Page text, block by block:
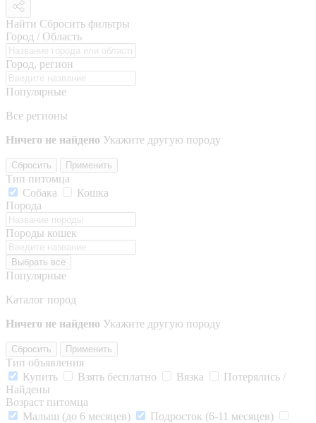
Найти Сбросить фильтры
Город / Область
Город, регион
Популярные
Все регионы
Ничего не найдено Укажите другую породу
Сбросить Применить
Тип питомца
Собака
Кошка
Порода
Породы кошек
Выбрать все
Популярные
Каталог пород
Ничего не найдено Укажите другую породу
Сбросить Применить
Тип объявления
Купить
Взять бесплатно Вязка
Потерялись /
Найдены
Возраст питомца
Малыш (до 6 месяцев)
Подросток (6-11 месяцев)